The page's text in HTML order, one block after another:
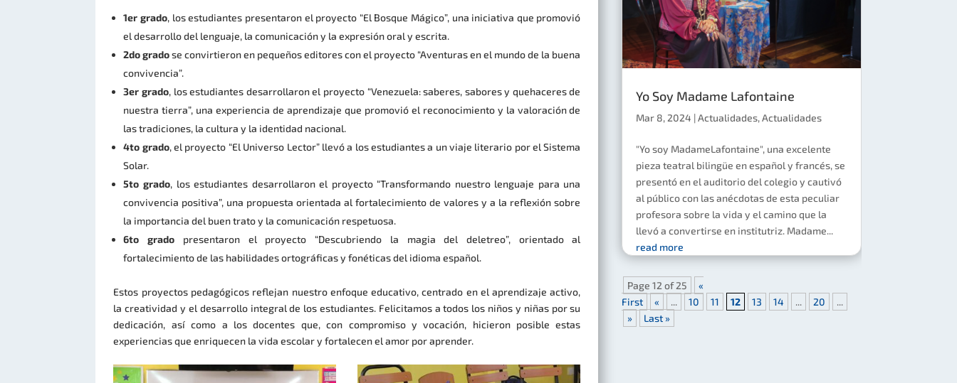
1er grado, los estudiantes presentaron el proyecto “El Bosque Mágico”, una iniciativa que promovió
el desarrollo del lenguaje, la comunicación y la expresión oral y escrita.
2do gradose convirtieron en pequeños editores con el proyecto “Aventuras en el mundo de la buena
convivencia”.
3er grado, los estudiantes desarrollaron el proyecto “Venezuela: saberes, sabores y quehaceres de
nuestra tierra”, una experiencia de aprendizaje que promovió el reconocimiento y la valoración de
las tradiciones, la cultura y la identidad nacional.
4to grado, el proyecto “El Universo Lector” llevó a los estudiantes a un viaje literario por el Sistema
Solar.
5to grado, los estudiantes desarrollaron el proyecto “Transformando nuestro lenguaje para una
convivencia positiva”, una propuesta orientada al fortalecimiento de valores y a la reflexión sobre
la importancia del buen trato y la comunicación respetuosa.
6to grado presentaron el proyecto “Descubriendo la magia del deletreo”, orientado al
fortalecimiento de las habilidades ortográficas y fonéticas del idioma español.
Estos proyectos pedagógicos reflejan nuestro enfoque educativo, centrado en el aprendizaje activo,
la creatividad y el desarrollo integral de los estudiantes. Felicitamos a todos los niños y niñas por su
dedicación, así como a los docentes que, con compromiso y vocación, hicieron posible estas
experiencias que enriquecen la vida escolar y fortalecen el amor por aprender.
Yo Soy Madame Lafontaine
Mar 8, 2024 |Actualidades,Actualidades
"Yo soy MadameLafontaine", una excelente
pieza teatral bilingüe en español y francés, se
presentó en el auditorio del colegio y cautivó
al público con las anécdotas de esta peculiar
profesora sobre la vida y el camino que la
llevó a convertirse en institutriz. Madame...
read more
Page 12 of 25
«
First
« ... 10 11 12 13 14 ... 20
...
»
Last »